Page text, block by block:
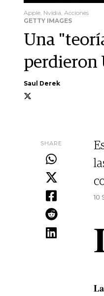
Apple, Nvidia, Acciones
GETTY IMAGES
Una
perdieron
Saul Derek
SHARE
10